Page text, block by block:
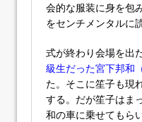
会的な服装に身を包
をセンチメンタルに
式が終わり会場を出
級生だった宮下邦和
た。そこに笙子も現
する。だが笙子はま
和の車に乗せてもら